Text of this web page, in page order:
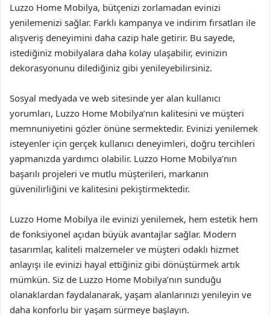
Luzzo Home Mobilya, bütçenizi zorlamadan evinizi
yenilemenizi sağlar. Farklı kampanya ve indirim fırsatları ile
alışveriş deneyimini daha cazip hale getirir. Bu sayede,
istediğiniz mobilyalara daha kolay ulaşabilir, evinizin
dekorasyonunu dilediğiniz gibi yenileyebilirsiniz.
Sosyal medyada ve web sitesinde yer alan kullanıcı
yorumları, Luzzo Home Mobilya’nın kalitesini ve müşteri
memnuniyetini gözler önüne sermektedir. Evinizi yenilemek
isteyenler için gerçek kullanıcı deneyimleri, doğru tercihleri
yapmanızda yardımcı olabilir. Luzzo Home Mobilya’nın
başarılı projeleri ve mutlu müşterileri, markanın
güvenilirliğini ve kalitesini pekiştirmektedir.
Luzzo Home Mobilya ile evinizi yenilemek, hem estetik hem
de fonksiyonel açıdan büyük avantajlar sağlar. Modern
tasarımlar, kaliteli malzemeler ve müşteri odaklı hizmet
anlayışı ile evinizi hayal ettiğiniz gibi dönüştürmek artık
mümkün. Siz de Luzzo Home Mobilya’nın sunduğu
olanaklardan faydalanarak, yaşam alanlarınızı yenileyin ve
daha konforlu bir yaşam sürmeye başlayın.